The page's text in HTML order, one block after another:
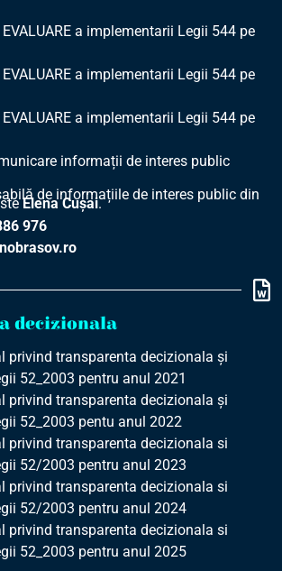
EVALUARE a implementarii Legii 544 pe
EVALUARE a implementarii Legii 544 pe
EVALUARE a implementarii Legii 544 pe
informații de interes public
de informațiile de interes public din
Elena Cușai.
976
decizionala
privind transparenta decizionala și
52_2003 pentru anul 2021
privind transparenta decizionala și
52_2003 pentu anul 2022
privind transparenta decizionala si
52/2003 pentru anul 2023
privind transparenta decizionala si
52/2003 pentru anul 2024
privind transparenta decizionala si
52_2003 pentru anul 2025